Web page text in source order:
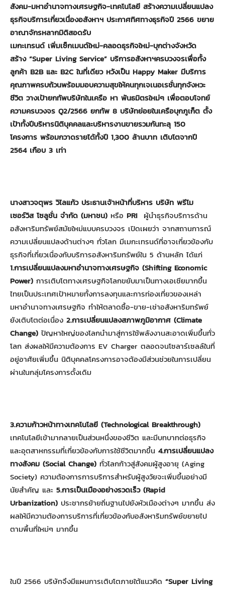
สังคม-มหาอำนาจทางเศรษฐกิจ-เทคโนโลยี สร้างความเปลี่ยนแปลง
ธุรกิจบริการเกี่ยวเนื่องอสังหาฯ ประกาศทิศทางธุรกิจปี 2566 ขยาย
อาณาจักรหลากมิติสอดรับ
เมกะเทรนด์ เพิ่มเซ็กเมนต์ใหม่-คลอดธุรกิจใหม่-บุกต่างจังหวัด
สร้าง “Super Living Service” บริการอสังหาฯครบวงจรเพื่อทั้ง
ลูกค้า B2B และ B2C ในที่เดียว หวังเป็น Happy Maker มีบริการ
คุณภาพครบถ้วนพร้อมมอบความสุขให้คนทุกเจเนอเรชั่นทุกจังหวะ
ชีวิต วางเป้ายกทัพบริษัทในเครือ หา พันธมิตรใหม่ๆ เพื่อตอบโจทย์
ความครบวงจร Q2/2566 ยกทัพ 8 บริษัทย่อยในเครือบุกภูเก็ต ตั้ง
เป้าทั้งปีบริหารนิติบุคคลและบริหารงานขายรวมกันทะลุ 150
โครงการ พร้อมกวาดรายได้ทั้งปี 1,300 ล้านบาท เติบโตจากปี
2564 เกือบ 3 เท่า
นางสาวจตุพร วิไลแก้ว ประธานเจ้าหน้าที่บริหาร บริษัท พรี​โม
เซอร์วิส โซลูชั่น จำกัด (มหาชน) หรือ PRI ผู้นำธุรกิจบริการด้าน
อสังหาริมทรัพย์สมัยใหม่แบบครบวงจร เปิดเผยว่า จากสถานการณ์
ความเปลี่ยนแปลงด้านต่างๆ ทั่วโลก มีเมกะเทรนด์ที่อาจเกี่ยวข้องกับ
ธุรกิจที่เกี่ยวเนื่องกับบริการอสังหาริมทรัพย์ใน 5 ด้านหลัก ได้แก่
1.การเปลี่ยนแปลงมหาอำนาจทางเศรษฐกิจ (Shifting Economic
Power) การเติบโตทางเศรษฐกิจโลกขยับมาเป็นทางเอเชียมากขึ้น
ไทยเป็นประเทศเป้าหมายทั้งการลงทุนและการท่องเที่ยวของเหล่า
มหาอำนาจทางเศรษฐกิจ ทำให้ตลาดซื้อ-ขาย-เช่าอสังหาริมทรัพย์
ยังเติบโตต่อเนื่อง 2.การเปลี่ยนแปลงสภาพภูมิอากาศ (Climate
Change) ปัญหาใหญ่ของโลกนำมาสู่การใช้พลังงานสะอาดเพิ่มขึ้นทั่ว
โลก ส่งผลให้มีความต้องการ EV Charger ตลอดจนโซลาร์เซลล์ในที่
อยู่อาศัยเพิ่มขึ้น นิติบุคคลโครงการอาจต้องมีส่วนช่วยในการเปลี่ยน
ผ่านในกลุ่มโครงการดั้งเดิม
3.ความก้าวหน้าทางเทคโนโลยี (Technological Breakthrough)
เทคโนโลยีเข้ามากลายเป็นส่วนหนึ่งของชีวิต และมีบทบาทต่อธุรกิจ
และอุตสาหกรรมที่เกี่ยวข้องกับการใช้ชีวิตมากขึ้น 4.การเปลี่ยนแปลง
ทางสังคม (Social Change) ทั่วโลกก้าวสู่สังคมผู้สูงอายุ (Aging
Society) ความต้องการการบริการสำหรับผู้สูงวัยจะเพิ่มขึ้นอย่างมี
นัยสำคัญ และ 5.การเป็นเมืองอย่างรวดเร็ว (Rapid
Urbanization) ประชากรย้ายถิ่นฐานไปยังหัวเมืองต่างๆ มากขึ้น ส่ง
ผลให้มีความต้องการบริการที่เกี่ยวข้องกับอสังหาริมทรัพย์ขยายไป
ตามพื้นที่ใหม่ๆ มากขึ้น
ในปี 2566 บริษัทจึงมีแผนการเติบโตภายใต้แนวคิด “Super Living